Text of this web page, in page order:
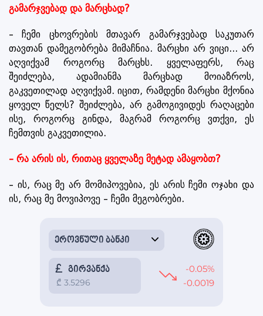
გამარჯვებად და მარცხად?
– ჩემი ცხოვრების მთავარ გამარჯვებად საკუთარ
თავთან დამეგობრება მიმაჩნია. მარცხი არ ვიცი... არ
აღვიქვამ როგორც მარცხს. ყველაფერს, რაც
შეიძლება, ადამიანმა მარცხად მოიაზროს,
გაკვეთილად აღვიქვამ. იცით, რამდენი მარცხი მქონია
ყოველ წელს? შეიძლება, არ გამოგივიდეს რაღაცები
ისე, როგორც გინდა, მაგრამ როგორც ვთქვი, ეს
ჩემთვის გაკვეთილია.
– რა არის ის, რითაც ყველაზე მეტად ამაყობთ?
– ის, რაც მე არ მომიპოვებია, ეს არის ჩემი ოჯახი და
ის, რაც მე მოვიპოვე – ჩემი მეგობრები.